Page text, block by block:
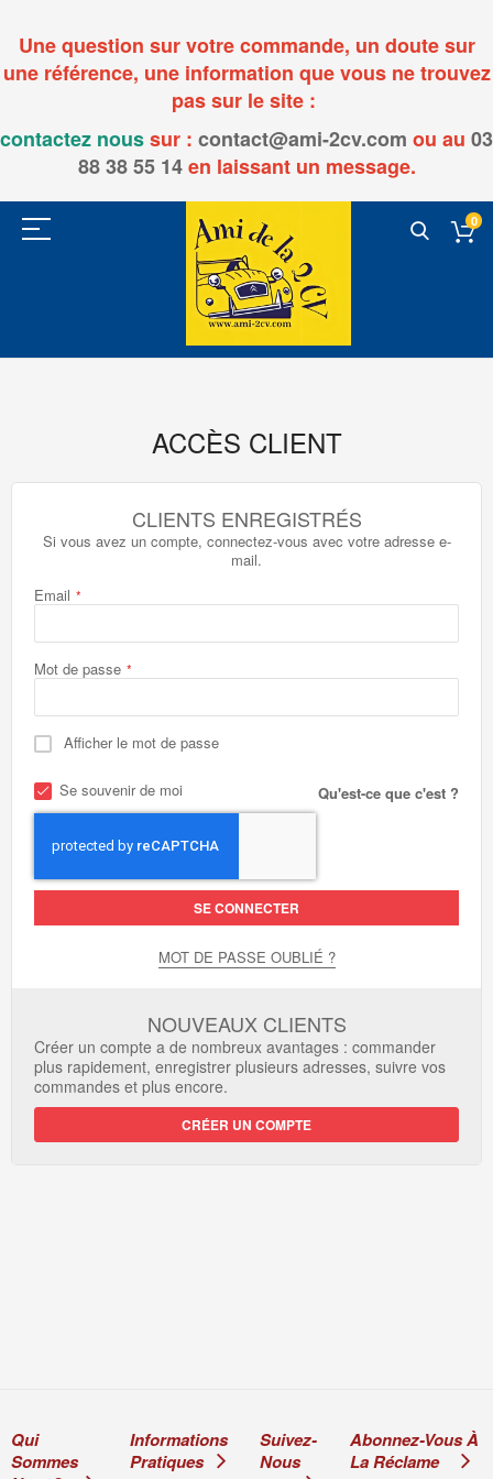
Une question sur votre commande, un doute sur
une référence, une information que vous ne trouvez
pas sur le site :
contactez noussur : contact@ami-2cv.com ou au 03
88 38 55 14en laissant un message.
0
ACCÈS CLIENT
CLIENTS ENREGISTRÉS
Si vous avez un compte, connectez-vous avec votre adresse e-
mail.
Email
Mot de passe
Afficher le mot de passe
Se souvenir de moi Qu'est-ce que c'est ?
SE CONNECTER
MOT DE PASSE OUBLIÉ ?
NOUVEAUX CLIENTS
Créer un compte a de nombreux avantages : commander
plus rapidement, enregistrer plusieurs adresses, suivre vos
commandes et plus encore.
CRÉER UN COMPTE
Qui
Sommes
Informations
Pratiques
Suivez-
Nous
Abonnez-Vous À
La Réclame